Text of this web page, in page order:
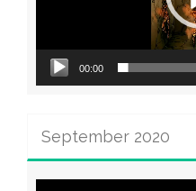
00:00
September 2020